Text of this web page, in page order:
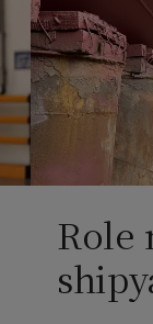
Role